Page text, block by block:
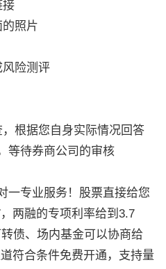
接
照片
险测评
根据您自身实际情况回答
等待券商公司的审核
一专业服务！股票直接给您
两融的专项利率给到3.7
债、场内基金可以协商给
符合条件免费开通，支持量